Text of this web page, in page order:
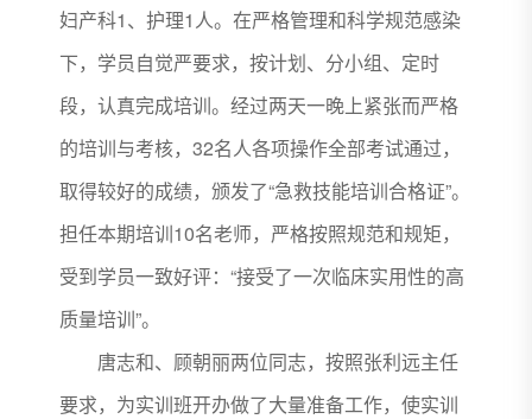
妇产科1、护理1人。在严格管理和科学规范感染
下，学员自觉严要求，按计划、分小组、定时
段，认真完成培训。经过两天一晚上紧张而严格
的培训与考核，32名人各项操作全部考试通过，
取得较好的成绩，颁发了“急救技能培训合格证”。
担任本期培训10名老师，严格按照规范和规矩，
受到学员一致好评：“接受了一次临床实用性的高
质量培训”。
唐志和、顾朝丽两位同志，按照张利远主任
要求，为实训班开办做了大量准备工作，使实训